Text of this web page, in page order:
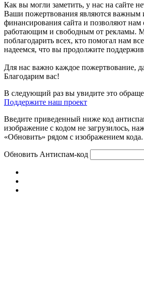
Как вы могли заметить, у нас на сайте
Ваши пожертвования являются важным
финансирования сайта и позволяют нам
работающим и свободным от рекламы.
поблагодарить всех, кто помогал нам
надеемся, что вы продолжите
Для нас важно каждое пожертвование,
Благодарим вас!
В следующий раз вы увидите это
Поддержите наш проект
Введите приведенный ниже код
изображение с кодом не загрузилось,
«Обновить» рядом с изображением кода.
Обновить Антиспам-код